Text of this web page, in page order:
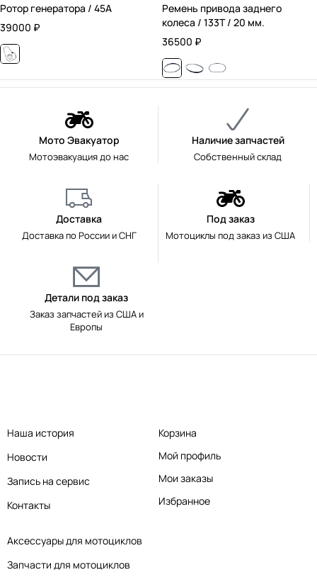
Ротор генератора / 45А
39000 ₽
Ремень привода заднего
колеса / 133T / 20 мм.
36500 ₽
Мото Эвакуатор
Мотоэвакуация до нас
Наличие запчастей
Собственный склад
Доставка
Доставка по России и СНГ
Под заказ
Мотоциклы под заказ из США
Детали под заказ
Заказ запчастей из США и
Европы
Аксессуары для мотоциклов
Запчасти для мотоциклов
Наша история
Новости
Запись на сервис
Контакты
Корзина
Мой профиль
Мои заказы
Избранное